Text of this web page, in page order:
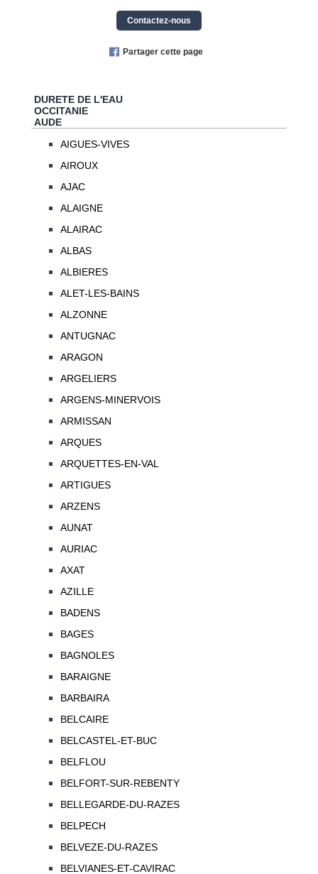
Contactez-nous
Partager cette page
DURETE DE L'EAU
OCCITANIE
AUDE
AIGUES-VIVES
AIROUX
AJAC
ALAIGNE
ALAIRAC
ALBAS
ALBIERES
ALET-LES-BAINS
ALZONNE
ANTUGNAC
ARAGON
ARGELIERS
ARGENS-MINERVOIS
ARMISSAN
ARQUES
ARQUETTES-EN-VAL
ARTIGUES
ARZENS
AUNAT
AURIAC
AXAT
AZILLE
BADENS
BAGES
BAGNOLES
BARAIGNE
BARBAIRA
BELCAIRE
BELCASTEL-ET-BUC
BELFLOU
BELFORT-SUR-REBENTY
BELLEGARDE-DU-RAZES
BELPECH
BELVEZE-DU-RAZES
BELVIANES-ET-CAVIRAC